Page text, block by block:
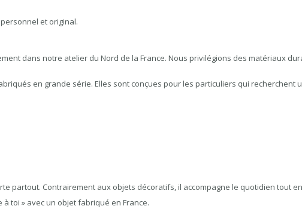
et original.
dans notre atelier du Nord de la France. Nous privilégions des matériaux
en grande série. Elles sont conçues pour les particuliers qui recherchent
partout. Contrairement aux objets décoratifs, il accompagne le quotidien tout
toi » avec un objet fabriqué en France.